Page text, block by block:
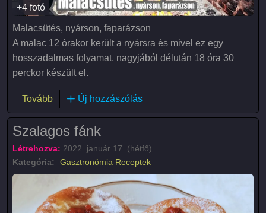
+4 fotó
Malacsütés, nyárson, faparázson
A malac 12 órakor került a nyársra és mivel ez egy
hosszadalmas folyamat, nagyjából délután 18 óra 30
perckor készült el.
Tovább(Malacsütés)Új hozzászólás
Szalagos fánk
Létrehozva: 2022. január 17. (hétfő)
Kategória:
Gasztronómia Receptek